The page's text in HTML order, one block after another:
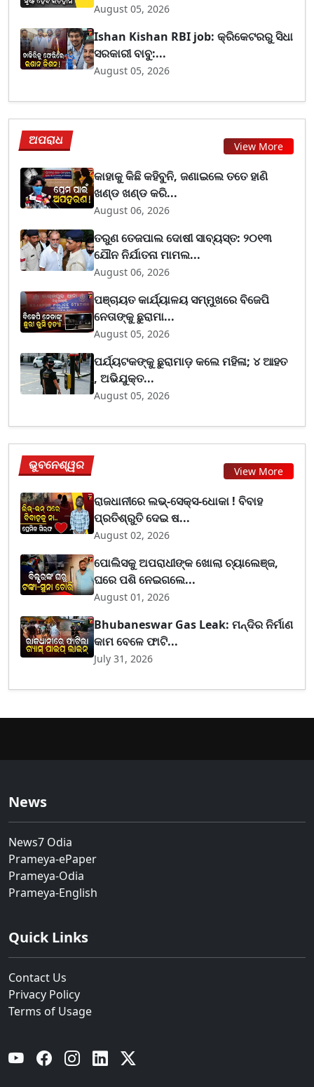
August 05, 2026
Ishan Kishan RBI job: କ୍ରିକେଟରରୁ ସିଧା
ସରକାରୀ ବାବୁ:...
August 05, 2026
ଅପରାଧ View More
କାହାକୁ କିଛି କହିବୁନି, ଜଣାଇଲେ ତତେ ହାଣି
ଖଣ୍ଡ ଖଣ୍ଡ କରି...
August 06, 2026
ତରୁଣ ତେଜପାଲ ଦୋଷୀ ସାବ୍ୟସ୍ତ: ୨୦୧୩
ଯୌନ ନିର୍ଯାତନା ମାମଲ...
August 06, 2026
ପଞ୍ଚାୟତ କାର୍ଯ୍ୟାଳୟ ସମ୍ମୁଖରେ ବିଜେପି
ନେତାଙ୍କୁ ଛୁରାମା...
August 05, 2026
ପର୍ଯ୍ୟଟକଙ୍କୁ ଛୁରାମାଡ଼ କଲେ ମହିଳା; ୪ ଆହତ
, ଅଭିଯୁକ୍ତ...
August 05, 2026
ଭୁବନେଶ୍ୱର View More
ରାଜଧାନୀରେ ଲଭ୍-ସେକ୍ସ-ଧୋକା ! ବିବାହ
ପ୍ରତିଶ୍ରୁତି ଦେଇ ଷ...
August 02, 2026
ପୋଲିସକୁ ଅପରାଧୀଙ୍କ ଖୋଲା ଚ୍ୟାଲେଞ୍ଜ,
ଘରେ ପଶି ନେଇଗଲେ...
August 01, 2026
Bhubaneswar Gas Leak: ମନ୍ଦିର ନିର୍ମାଣ
କାମ ବେଳେ ଫାଟି...
July 31, 2026
News
News7 Odia
Prameya-ePaper
Prameya-Odia
Prameya-English
Quick Links
Contact Us
Privacy Policy
Terms of Usage
YouTube Facebook Instagram Linkedin